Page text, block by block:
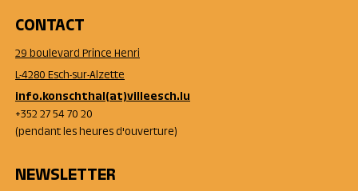
CONTACT
29 boulevard Prince Henri
L-4280 Esch-sur-Alzette
info.konschthal(at)villeesch.lu
+352 27 54 70 20
(pendant les heures d'ouverture)
NEWSLETTER